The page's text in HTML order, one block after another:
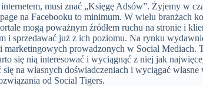
musi znać „Księgę Adsów”. Żyjemy w
na Facebooku to minimum. W wielu branżach
mogą poważnym źródłem ruchu na stronie i
i sprzedawać już z ich poziomu. Na rynku
marketingowych prowadzonych w Social Mediach.
się nią interesować i wyciągnąć z niej jak
na własnych doświadczeniach i wyciągać własne
od Social Tigers.